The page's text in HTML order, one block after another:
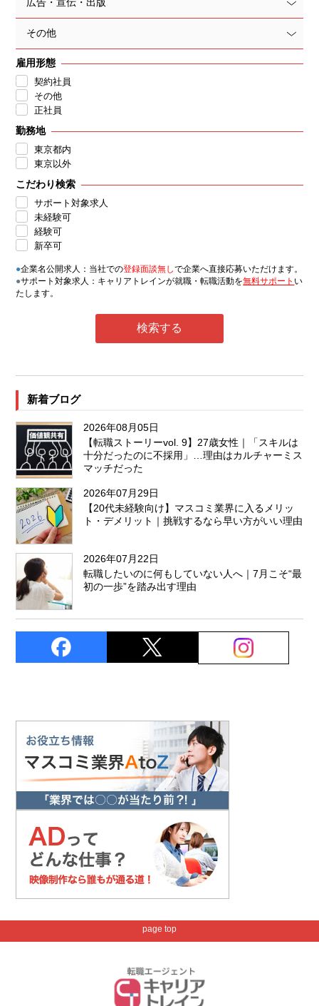
その他
雇用形態
契約社員
その他
正社員
勤務地
東京都内
東京以外
こだわり検索
サポート対象求人
未経験可
経験可
新卒可
●企業名公開求人：当社での登録面談無しで企業へ直接応募いただけます。
●サポート対象求人：キャリアトレインが就職・転職活動を無料サポート い
たします。
新着ブログ
2026年08月05日
【転職ストーリーvol. 9】27歳女性｜「スキルは
十分だったのに不採用」…理由はカルチャーミス
マッチだった
2026年07月29日
【20代未経験向け】マスコミ業界に入るメリッ
ト・デメリット｜挑戦するなら早い方がいい理由
2026年07月22日
転職したいのに何もしていない人へ｜7月こそ“最
初の一歩”を踏み出す理由
page top